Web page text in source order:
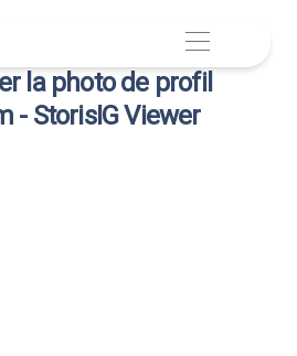
la photo de profil
- StorisIG Viewer